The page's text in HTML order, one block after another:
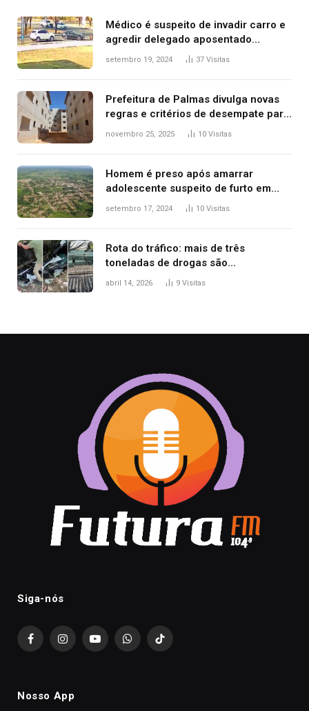
Médico é suspeito de invadir carro e
agredir delegado aposentado
durante confusão no trânsito
setembro 19, 2024 37 Visitas
Prefeitura de Palmas divulga novas
regras e critérios de desempate para
seleção de famílias no Minha Casa,
novembro 25, 2025 10 Visitas
Homem é preso após amarrar
adolescente suspeito de furto em
estaca de cerca e agredi-lo
setembro 17, 2024 10 Visitas
Rota do tráfico: mais de três
toneladas de drogas são
apreendidas no TO em três meses
abril 14, 2026 9 Visitas
Siga-nós
FacebookInstagramYouTubeWhatsAppTikTok
Nosso App